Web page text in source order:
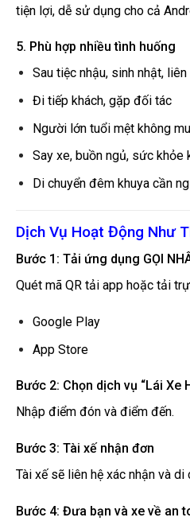
tiện lợi, dễ sử dụng cho cả
5. Phù hợp nhiều tình huống
Sau tiệc nhậu, sinh nhật, liên
Đi tiếp khách, gặp đối tác
Người lớn tuổi mệt không
Say xe, buồn ngủ, sức khỏe
Di chuyển đêm khuya cần
Dịch Vụ Hoạt Động Như
Bước 1: Tải ứng dụng GỌI
Quét mã QR tải app hoặc tải
Google Play
App Store
Bước 2: Chọn dịch vụ “Lái Xe
Nhập điểm đón và điểm đến.
Bước 3: Tài xế nhận đơn
Tài xế sẽ liên hệ xác nhận và
Bước 4: Đưa bạn và xe về an